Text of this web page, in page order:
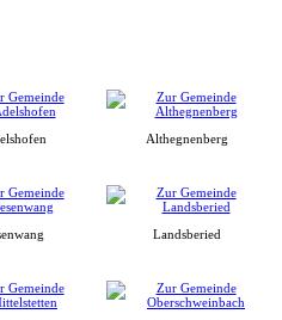
Althegnenberg
Landsberied